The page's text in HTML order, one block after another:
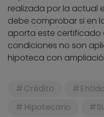
realizada por la actual
debe comprobar si en
aporta este certificado
condiciones no son
hipoteca con
Crédito
Hipotecario